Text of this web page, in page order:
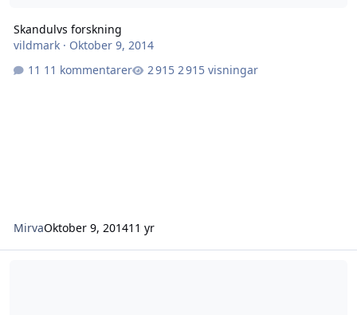
Skandulvs forskning
vildmark· Oktober 9, 2014
11 kommentarer
2 915 visningar
MirvaOktober 9, 201411 yr